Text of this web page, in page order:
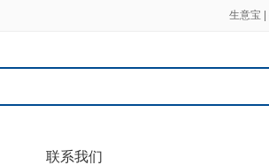
生意宝
联系我们